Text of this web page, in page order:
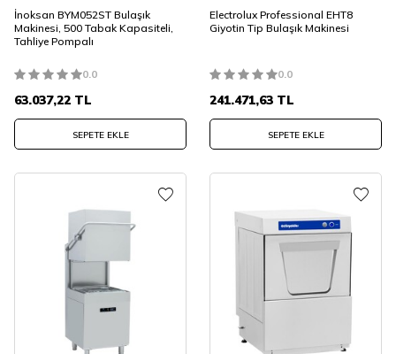
İnoksan BYM052ST Bulaşık
Makinesi, 500 Tabak Kapasiteli,
Tahliye Pompalı
0.0
63.037,22 TL
SEPETE EKLE
Electrolux Professional EHT8
Giyotin Tip Bulaşık Makinesi
0.0
241.471,63 TL
SEPETE EKLE